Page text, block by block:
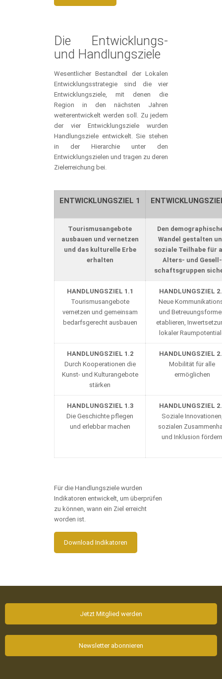
Die Entwicklungs-
und Handlungsziele
Wesentlicher Bestandteil der Lokalen
Entwicklungsstrategie sind die vier
Entwicklungsziele, mit denen die
Region in den nächsten Jahren
weiterentwickelt werden soll. Zu jedem
der vier Entwicklungsziele wurden
Handlungsziele entwickelt. Sie stehen
in der Hierarchie unter den
Entwicklungszielen und tragen zu deren
Zielerreichung bei.
ENTWICKLUNGSZIEL 1
Tourismusangebote
ausbauen und vernetzen
und das kulturelle Erbe
erhalten
Den
Wandel gestalten
soziale Teilhabe für
Alters- und Gesell-
schaftsgruppen
HANDLUNGSZIEL 1.1
Tourismusangebote
vernetzen und gemeinsam
bedarfsgerecht ausbauen
HANDLUNGSZIEL
Neue
und
etablieren,
lokaler
HANDLUNGSZIEL 1.2
Durch Kooperationen die
Kunst- und Kulturangebote
stärken
HANDLUNGSZIEL
Mobilität für alle
ermöglichen
HANDLUNGSZIEL 1.3
Die Geschichte pflegen
und erlebbar machen
HANDLUNGSZIEL
Soziale
sozialen
und Inklusion fördern
Für die Handlungsziele wurden
Indikatoren entwickelt, um überprüfen
zu können, wann ein Ziel erreicht
worden ist.
Download Indikatoren
Jetzt Mitglied werden
Newsletter abonnieren